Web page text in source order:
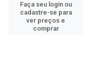
Faça seu login ou
cadastre-se para
ver preços e
comprar